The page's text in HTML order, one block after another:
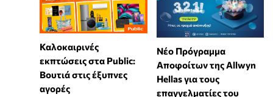
Καλοκαιρινές
εκπτώσεις στα Public:
Βουτιά στις έξυπνες
αγορές
Νέο Πρόγραμμα
Αποφοίτων της Allwyn
Hellas για τους
επαγγελματίες του